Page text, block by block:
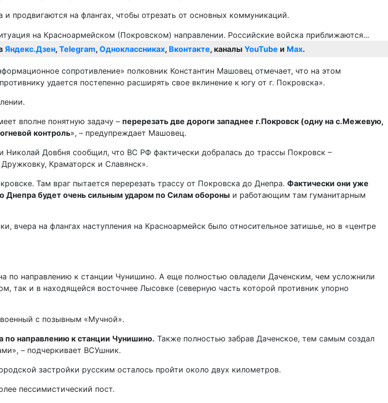
продвигаются на флангах, чтобы отрезать от основных коммуникаций.
Яндекс.Дзен, Telegram, Одноклассниках, Вконтакте, каналы YouTube и Max.
сопротивление» полковник Константин Машовец отмечает, что на этом
удается постепенно расширять свое вклинение к югу от г. Покровска».
вполне понятную задачу – перерезать две дороги западнее г.Покровск (одну на с.Межевую,
контроль», – предупреждает Машовец.
Николай Довбня сообщил, что ВС РФ фактически добралась до трассы Покровск –
Краматорск и Славянск».
Там враг пытается перерезать трассу от Покровска до Днепра. Фактически они уже
Днепра будет очень сильным ударом по Силам обороны и работающим там гуманитарным
вчера на флангах наступления на Красноармейск было относительное затишье, но в «центре
по направлению к станции Чунишино. А еще полностью овладели Даченским, чем усложнили
так и в находящейся восточнее Лысовке (северную часть которой противник упорно
с позывным «Мучной».
по направлению к станции Чунишино. Также полностью забрав Даченское, тем самым создал
– подчеркивает ВСУшник.
застройки русским осталось пройти около двух километров.
пессимистический пост.